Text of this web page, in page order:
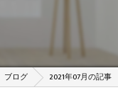
ブログ 2021年07月の記事